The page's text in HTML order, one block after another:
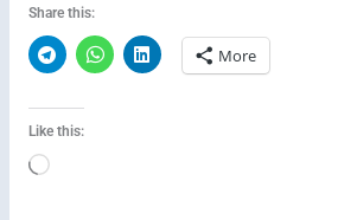
Share this:
More
Like this:
Loading…